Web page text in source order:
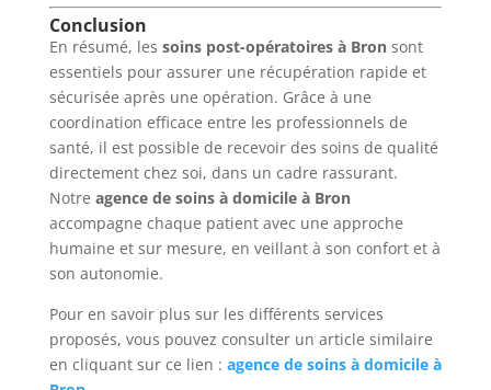
Conclusion
En résumé, les soins post-opératoires à Bronsont
essentiels pour assurer une récupération rapide et
sécurisée après une opération. Grâce à une
coordination efficace entre les professionnels de
santé, il est possible de recevoir des soins de qualité
directement chez soi, dans un cadre rassurant.
Notre agence de soins à domicile à Bron
accompagne chaque patient avec une approche
humaine et sur mesure, en veillant à son confort et à
son autonomie.
Pour en savoir plus sur les différents services
proposés, vous pouvez consulter un article similaire
en cliquant sur ce lien : agence de soins à domicile à